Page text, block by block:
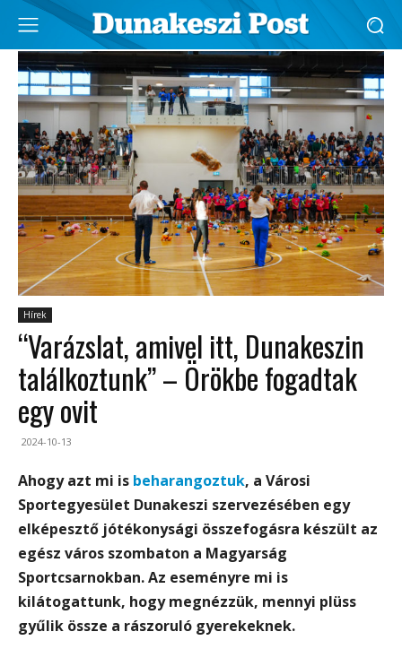
Hírek
“Varázslat, amivel itt, Dunakeszin
találkoztunk” – Örökbe fogadtak
egy ovit
2024-10-13
Ahogy azt mi is beharangoztuk, a Városi
Sportegyesület Dunakeszi szervezésében egy
elképesztő jótékonysági összefogásra készült az
egész város szombaton a Magyarság
Sportcsarnokban. Az eseményre mi is
kilátogattunk, hogy megnézzük, mennyi plüss
gyűlik össze a rászoruló gyerekeknek.